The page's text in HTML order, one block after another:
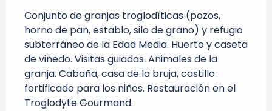
Conjunto de granjas troglodíticas (pozos,
horno de pan, establo, silo de grano) y refugio
subterráneo de la Edad Media. Huerto y caseta
de viñedo. Visitas guiadas. Animales de la
granja. Cabaña, casa de la bruja, castillo
fortificado para los niños. Restauración en el
Troglodyte Gourmand.